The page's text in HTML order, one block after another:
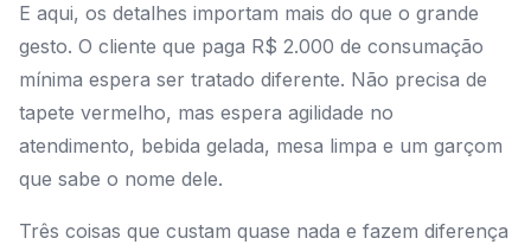
E aqui, os detalhes importam mais do que o grande
gesto. O cliente que paga R$ 2.000 de consumação
mínima espera ser tratado diferente. Não precisa de
tapete vermelho, mas espera agilidade no
atendimento, bebida gelada, mesa limpa e um garçom
que sabe o nome dele.
Três coisas que custam quase nada e fazem diferença